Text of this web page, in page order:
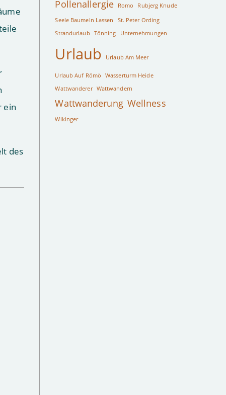
ein
des
Pollenallergie Romo Rubjerg Knude
Seele Baumeln Lassen
St. Peter Ording
Strandurlaub
Tönning Unternehmungen
Urlaub Urlaub Am Meer
Urlaub Auf Römö
Wasserturm Heide
Wattwanderer Wattwandern
Wattwanderung Wellness
Wikinger